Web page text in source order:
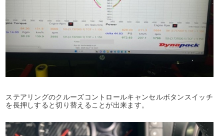
ステアリングのクルーズコントロールキャンセルボタンスイッチ
を長押しすると切り替えることが出来ます。